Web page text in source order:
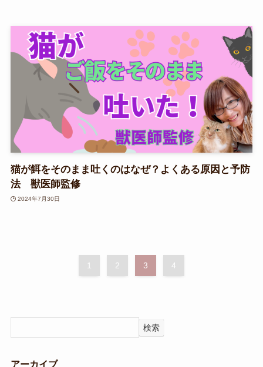
猫が餌をそのまま吐くのはなぜ？よくある原因と予防
法 獣医師監修
2024年7月30日
1 2 3 4
検索
アーカイブ